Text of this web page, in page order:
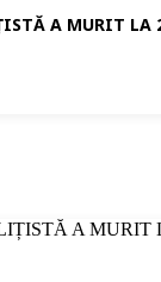
A MURIT LA